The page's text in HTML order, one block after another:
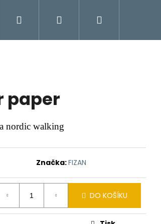
Moje objednávka
Přihlášení
paper
nordic walking
Značka:FIZAN
DO KOŠÍKU